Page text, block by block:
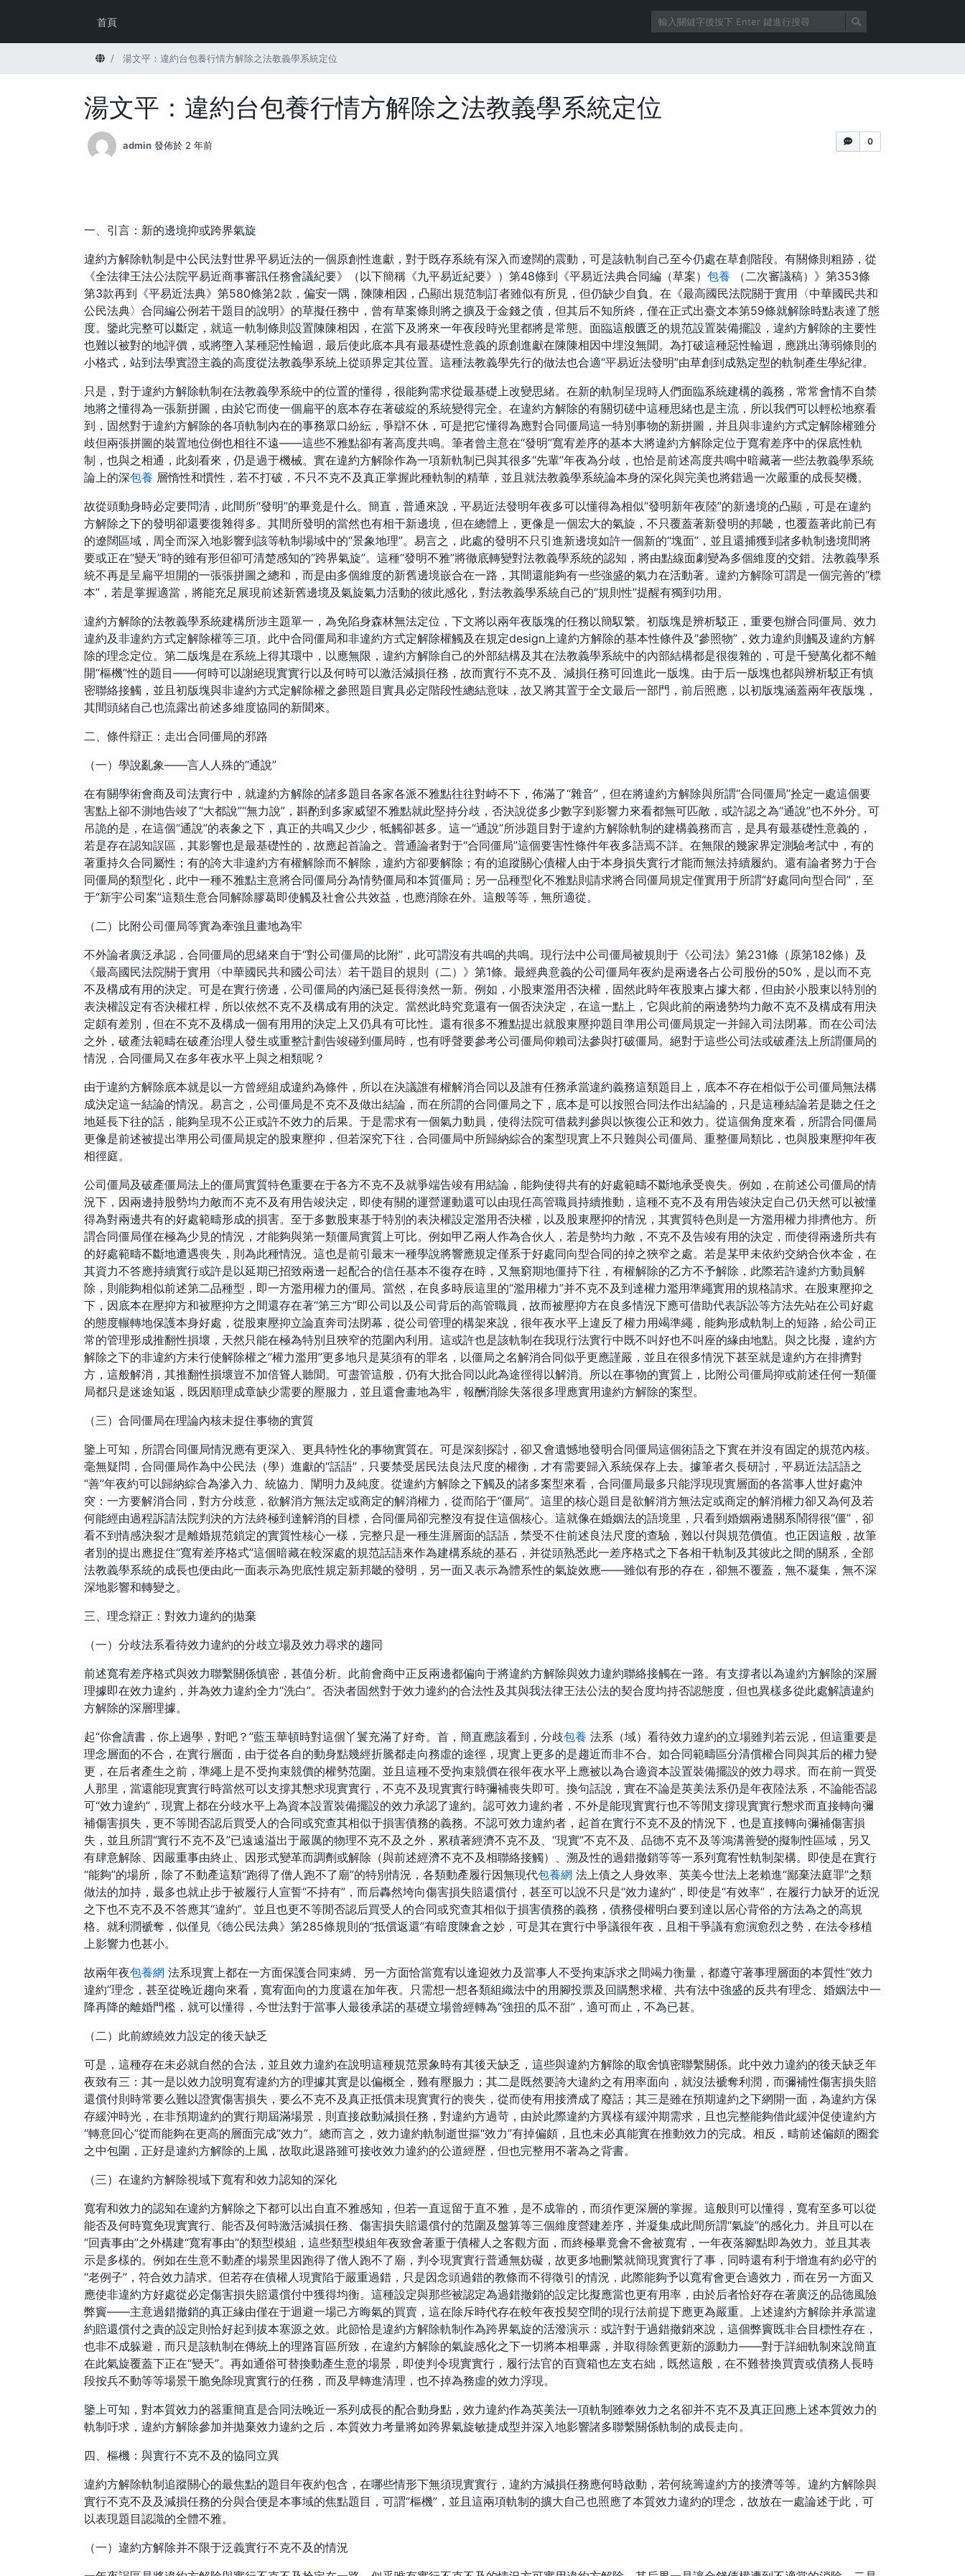
首頁
首頁 湯文平：違約台包養行情方解除之法教義學系統定位
湯文平：違約台包養行情方解除之法教義學系統定位
0
admin 發佈於 2 年前
一、引言：新的邊境抑或跨界氣旋
違約方解除軌制是中公民法對世界平易近法的一個原創性進獻，對于既存系統有深入而遼闊的震動，可是該軌制自己至今仍處在草創階段。有關條則粗跡，從
《全法律王法公法院平易近商事審訊任務會議紀要》（以下簡稱《九平易近紀要》）第48條到《平易近法典合同編（草案） 包養 （二次審議稿）》第353條
第3款再到《平易近法典》第580條第2款，偏安一隅，陳陳相因，凸顯出規范制訂者雖似有所見，但仍缺少自負。在《最高國民法院關于實用〈中華國民共和
公民法典〉合同編公例若干題目的說明》的草擬任務中，曾有草案條則將之擴及于金錢之債，但其后不知所終，僅在正式出臺文本第59條就解除時點表達了態
度。鑒此完整可以斷定，就這一軌制條則設置陳陳相因，在當下及將來一年夜段時光里都將是常態。面臨這般匱乏的規范設置裝備擺設，違約方解除的主要性
也難以被對的地評價，或將墮入某種惡性輪迴，最后使此底本具有最基礎性意義的原創進獻在陳陳相因中埋沒無聞。為打破這種惡性輪迴，應跳出薄弱條則的
小格式，站到法學實證主義的高度從法教義學系統上從頭界定其位置。這種法教義學先行的做法也合適“平易近法發明”由草創到成熟定型的軌制產生學紀律。
只是，對于違約方解除軌制在法教義學系統中的位置的懂得，很能夠需求從最基礎上改變思緒。在新的軌制呈現時人們面臨系統建構的義務，常常會情不自禁
地將之懂得為一張新拼圖，由於它而使一個扁平的底本存在著破綻的系統變得完全。在違約方解除的有關切磋中這種思緒也是主流，所以我們可以輕松地察看
到，固然對于違約方解除的各項軌制內在的事務眾口紛紜，爭辯不休，可是把它懂得為應對合同僵局這一特別事物的新拼圖，并且與非違約方式定解除權雖分
歧但兩張拼圖的裝置地位倒也相往不遠——這些不雅點卻有著高度共鳴。筆者曾主意在“發明”寬宥差序的基本大將違約方解除定位于寬宥差序中的保底性軌
制，也與之相通，此刻看來，仍是過于機械。實在違約方解除作為一項新軌制已與其很多“先輩”年夜為分歧，也恰是前述高度共鳴中暗藏著一些法教義學系統
論上的深包養 層惰性和慣性，若不打破，不只不克不及真正掌握此種軌制的精華，並且就法教義學系統論本身的深化與完美也將錯過一次嚴重的成長契機。
故從頭動身時必定要問清，此間所“發明”的畢竟是什么。簡直，普通來說，平易近法發明年夜多可以懂得為相似“發明新年夜陸”的新邊境的凸顯，可是在違約
方解除之下的發明卻還要復雜得多。其間所發明的當然也有相干新邊境，但在總體上，更像是一個宏大的氣旋，不只覆蓋著新發明的邦畿，也覆蓋著此前已有
的遼闊區域，周全而深入地影響到該等軌制場域中的“景象地理”。易言之，此處的發明不只引進新邊境如許一個新的“塊面”，並且還捕獲到諸多軌制邊境間將
要或正在“變天”時的雖有形但卻可清楚感知的“跨界氣旋”。這種“發明不雅”將徹底轉變對法教義學系統的認知，將由點線面劇變為多個維度的交錯。法教義學系
統不再是呈扁平坦開的一張張拼圖之總和，而是由多個維度的新舊邊境嵌合在一路，其間還能夠有一些強盛的氣力在活動著。違約方解除可謂是一個完善的“標
本”，若是掌握適當，將能充足展現前述新舊邊境及氣旋氣力活動的彼此感化，對法教義學系統自己的“規則性”提醒有獨到功用。
違約方解除的法教義學系統建構所涉主題單一，為免陷身森林無法定位，下文將以兩年夜版塊的任務以簡馭繁。初版塊是辨析駁正，重要包辦合同僵局、效力
違約及非違約方式定解除權等三項。此中合同僵局和非違約方式定解除權觸及在規定design上違約方解除的基本性條件及“參照物”，效力違約則觸及違約方解
除的理念定位。第二版塊是在系統上得其環中，以應無限，違約方解除自己的外部結構及其在法教義學系統中的內部結構都是很復雜的，可是千變萬化都不離
開“樞機”性的題目——何時可以謝絕現實實行以及何時可以激活減損任務，故而實行不克不及、減損任務可回進此一版塊。由于后一版塊也都與辨析駁正有慎
密聯絡接觸，並且初版塊與非違約方式定解除權之參照題目實具必定階段性總結意味，故又將其置于全文最后一部門，前后照應，以初版塊涵蓋兩年夜版塊，
其間頭緒自己也流露出前述多維度協同的新聞來。
二、條件辯正：走出合同僵局的邪路
（一）學說亂象——言人人殊的“通說”
在有關學術會商及司法實行中，就違約方解除的諸多題目各家各派不雅點往往對峙不下，佈滿了“雜音”，但在將違約方解除與所謂“合同僵局”拴定一處這個要
害點上卻不測地告竣了“大都說”“無力說”，斟酌到多家威望不雅點就此堅持分歧，否決說從多少數字到影響力來看都無可匹敵，或許認之為“通說”也不外分。可
吊詭的是，在這個“通說”的表象之下，真正的共鳴又少少，牴觸卻甚多。這一“通說”所涉題目對于違約方解除軌制的建構義務而言，是具有最基礎性意義的，
若是存在認知誤區，其影響也是最基礎性的，故應起首論之。普通論者對于“合同僵局”這個要害性條件年夜多語焉不詳。在無限的幾家界定測驗考試中，有的
著重持久合同屬性；有的誇大非違約方有權解除而不解除，違約方卻要解除；有的追蹤關心債權人由于本身損失實行才能而無法持續履約。還有論者努力于合
同僵局的類型化，此中一種不雅點主意將合同僵局分為情勢僵局和本質僵局；另一品種型化不雅點則請求將合同僵局規定僅實用于所謂“好處同向型合同”，至
于“新宇公司案”這類生意合同解除膠葛即使觸及社會公共效益，也應消除在外。這般等等，無所適從。
（二）比附公司僵局等實為牽強且畫地為牢
不外論者廣泛承認，合同僵局的思緒來自于“對公司僵局的比附”，此可謂沒有共鳴的共鳴。現行法中公司僵局被規則于《公司法》第231條（原第182條）及
《最高國民法院關于實用〈中華國民共和國公司法〉若干題目的規則（二）》第1條。最經典意義的公司僵局年夜約是兩邊各占公司股份的50%，是以而不克
不及構成有用的決定。可是在實行傍邊，公司僵局的內涵已延長得渙然一新。例如，小股東濫用否決權，固然此時年夜股東占據大都，但由於小股東以特別的
表決權設定有否決權杠桿，所以依然不克不及構成有用的決定。當然此時究竟還有一個否決決定，在這一點上，它與此前的兩邊勢均力敵不克不及構成有用決
定頗有差別，但在不克不及構成一個有用用的決定上又仍具有可比性。還有很多不雅點提出就股東壓抑題目準用公司僵局規定一并歸入司法閉幕。而在公司法
之外，破產法範疇在破產治理人發生或重整計劃告竣碰到僵局時，也有呼聲要參考公司僵局仰賴司法參與打破僵局。絕對于這些公司法或破產法上所謂僵局的
情況，合同僵局又在多年夜水平上與之相類呢？
由于違約方解除底本就是以一方曾經組成違約為條件，所以在決議誰有權解消合同以及誰有任務承當違約義務這類題目上，底本不存在相似于公司僵局無法構
成決定這一結論的情況。易言之，公司僵局是不克不及做出結論，而在所謂的合同僵局之下，底本是可以按照合同法作出結論的，只是這種結論若是聽之任之
地延長下往的話，能夠呈現不公正或許不效力的后果。于是需求有一個氣力動員，使得法院可借裁判參與以恢復公正和效力。從這個角度來看，所謂合同僵局
更像是前述被提出準用公司僵局規定的股東壓抑，但若深究下往，合同僵局中所歸納綜合的案型現實上不只難與公司僵局、重整僵局類比，也與股東壓抑年夜
相徑庭。
公司僵局及破產僵局法上的僵局實質特色重要在于各方不克不及就爭端告竣有用結論，能夠使得共有的好處範疇不斷地承受喪失。例如，在前述公司僵局的情
況下，因兩邊持股勢均力敵而不克不及有用告竣決定，即使有關的運營運動還可以由現任高管職員持續推動，這種不克不及有用告竣決定自己仍天然可以被懂
得為對兩邊共有的好處範疇形成的損害。至于多數股東基于特別的表決權設定濫用否決權，以及股東壓抑的情況，其實質特色則是一方濫用權力排擠他方。所
謂合同僵局僅在極為少見的情況，才能夠與第一類僵局實質上可比。例如甲乙兩人作為合伙人，若是勢均力敵，不克不及告竣有用的決定，而使得兩邊所共有
的好處範疇不斷地遭遇喪失，則為此種情況。這也是前引最末一種學說將響應規定僅系于好處同向型合同的掉之狹窄之處。若是某甲未依約交納合伙本金，在
其資力不答應持續實行或許是以延期已招致兩邊一起配合的信任基本不復存在時，又無窮期地僵持下往，有權解除的乙方不予解除，此際若許違約方動員解
除，則能夠相似前述第二品種型，即一方濫用權力的僵局。當然，在良多時辰這里的“濫用權力”并不克不及到達權力濫用準繩實用的規格請求。在股東壓抑之
下，因底本在壓抑方和被壓抑方之間還存在著“第三方”即公司以及公司背后的高管職員，故而被壓抑方在良多情況下應可借助代表訴訟等方法先站在公司好處
的態度輾轉地保護本身好處，從股東壓抑立論直奔司法閉幕，從公司管理的構架來說，很年夜水平上違反了權力用竭準繩，能夠形成軌制上的短路，給公司正
常的管理形成推翻性損壞，天然只能在極為特別且狹窄的范圍內利用。這或許也是該軌制在我現行法實行中既不叫好也不叫座的緣由地點。與之比擬，違約方
解除之下的非違約方未行使解除權之“權力濫用”更多地只是莫須有的罪名，以僵局之名解消合同似乎更應謹嚴，並且在很多情況下甚至就是違約方在排擠對
方，這般解消，其推翻性損壞豈不加倍聳人聽聞。可盡管這般，仍有大批合同以此為途徑得以解消。所以在事物的實質上，比附公司僵局抑或前述任何一類僵
局都只是迷途知返，既因順理成章缺少需要的壓服力，並且還會畫地為牢，報酬消除失落很多理應實用違約方解除的案型。
（三）合同僵局在理論內核未捉住事物的實質
鑒上可知，所謂合同僵局情況應有更深入、更具特性化的事物實質在。可是深刻探討，卻又會遺憾地發明合同僵局這個術語之下實在并沒有固定的規范內核。
毫無疑問，合同僵局作為中公民法（學）進獻的“話語”，只要禁受居民法良法尺度的權衡，才有需要歸入系統保存上去。據筆者久長研討，平易近法話語之
“善”年夜約可以歸納綜合為滲入力、統協力、闡明力及純度。從違約方解除之下觸及的諸多案型來看，合同僵局最多只能浮現現實層面的各當事人世好處沖
突：一方要解消合同，對方分歧意，欲解消方無法定或商定的解消權力，從而陷于“僵局”。這里的核心題目是欲解消方無法定或商定的解消權力卻又為何及若
何能經由過程訴請法院判決的方法終極到達解消的目標，合同僵局卻完整沒有捉住這個核心。這就像在婚姻法的語境里，只看到婚姻兩邊關系鬧得很“僵”，卻
看不到情感決裂才是離婚規范鎖定的實質性核心一樣，完整只是一種生涯層面的話語，禁受不住前述良法尺度的查驗，難以付與規范價值。也正因這般，故筆
者別的提出應捉住“寬宥差序格式”這個暗藏在較深處的規范話語來作為建構系統的基石，并從頭熟悉此一差序格式之下各相干軌制及其彼此之間的關系，全部
法教義學系統的成長也便由此一面表示為兜底性規定新邦畿的發明，另一面又表示為體系性的氣旋效應——雖似有形的存在，卻無不覆蓋，無不凝集，無不深
深地影響和轉變之。
三、理念辯正：對效力違約的拋棄
（一）分歧法系看待效力違約的分歧立場及效力尋求的趨同
前述寬宥差序格式與效力聯繫關係慎密，甚值分析。此前會商中正反兩邊都偏向于將違約方解除與效力違約聯絡接觸在一路。有支撐者以為違約方解除的深層
理據即在效力違約，并為效力違約全力“洗白”。否決者固然對于效力違約的合法性及其與我法律王法公法的契合度均持否認態度，但也異樣多從此處解讀違約
方解除的深層理據。
起“你會讀書，你上過學，對吧？”藍玉華頓時對這個丫鬟充滿了好奇。首，簡直應該看到，分歧包養 法系（域）看待效力違約的立場雖判若云泥，但這重要是
理念層面的不合，在實行層面，由于從各自的動身點幾經折騰都走向務虛的途徑，現實上更多的是趨近而非不合。如合同範疇區分清償權合同與其后的權力變
更，在后者產生之前，準繩上是不受拘束競價的權勢范圍。並且這種不受拘束競價在很年夜水平上應被以為合適資本設置裝備擺設的效力尋求。而在前一買受
人那里，當還能現實實行時當然可以支撐其懇求現實實行，不克不及現實實行時彌補喪失即可。換句話說，實在不論是英美法系仍是年夜陸法系，不論能否認
可“效力違約”，現實上都在分歧水平上為資本設置裝備擺設的效力承認了違約。認可效力違約者，不外是能現實實行也不等閒支撐現實實行懇求而直接轉向彌
補傷害損失，更不等閒否認后買受人的合同或究查其相似于損害債務的義務。不認可效力違約者，起首在實行不克不及的情況下，也是直接轉向彌補傷害損
失，並且所謂“實行不克不及”已遠遠溢出于嚴厲的物理不克不及之外，累積著經濟不克不及、“現實”不克不及、品德不克不及等鴻溝善變的擬制性區域，另又
有肆意解除、因嚴重事由終止、因形式變革而調劑或解除（與前述經濟不克不及相聯絡接觸）、溯及性的過錯撤銷等等一系列寬宥性軌制架構。即使是在實行
“能夠”的場所，除了不動產這類“跑得了僧人跑不了廟”的特別情況，各類動產履行因無現代包養網 法上債之人身效率、英美今世法上老賴進“鄙棄法庭罪”之類
做法的加持，最多也就止步于被履行人宣誓“不持有”，而后轟然垮向傷害損失賠還償付，甚至可以說不只是“效力違約”，即使是“有效率”，在履行力缺牙的近況
之下也不克不及不答應其“違約”。並且也更不等閒否認后買受人的合同或究查其相似于損害債務的義務，債務侵權明白要到達以居心背俗的方法為之的高規
格。就利潤褫奪，似僅見《德公民法典》第285條規則的“抵償返還”有暗度陳倉之妙，可是其在實行中爭議很年夜，且相干爭議有愈演愈烈之勢，在法令移植
上影響力也甚小。
故兩年夜包養網 法系現實上都在一方面保護合同束縛、另一方面恰當寬宥以逢迎效力及當事人不受拘束訴求之間竭力衡量，都遵守著事理層面的本質性“效力
違約”理念，甚至從晚近趨向來看，寬宥面向的力度還在加年夜。只需想一想各類組織法中的用腳投票及回購懇求權、共有法中強盛的反共有理念、婚姻法中一
降再降的離婚門檻，就可以懂得，今世法對于當事人最後承諾的基礎立場曾經轉為“強扭的瓜不甜”，適可而止，不為已甚。
（二）此前繚繞效力設定的後天缺乏
可是，這種存在未必就自然的合法，並且效力違約在說明這種規范景象時有其後天缺乏，這些與違約方解除的取舍慎密聯繫關係。此中效力違約的後天缺乏年
夜致有三：其一是以效力說明寬宥違約方的理據其實是以偏概全，難有壓服力；其二是既然要誇大違約之有用率面向，就沒法褫奪利潤，而彌補性傷害損失賠
還償付則時常要么難以證實傷害損失，要么不克不及真正抵償未現實實行的喪失，從而使有用接濟成了廢話；其三是雖在預期違約之下網開一面，為違約方保
存緩沖時光，在非預期違約的實行期屆滿場景，則直接啟動減損任務，對違約方過苛，由於此際違約方異樣有緩沖期需求，且也完整能夠借此緩沖促使違約方
“轉意回心”從而能夠在更高的層面完成“效力”。總而言之，效力違約軌制逝世摳“效力”有掉偏頗，且也未必真能實在推動效力的完成。相反，疇前述偏頗的圈套
之中包圍，正好是違約方解除的上風，故取此退路雖可接收效力違約的公道經歷，但也完整用不著為之背書。
（三）在違約方解除視域下寬宥和效力認知的深化
寬宥和效力的認知在違約方解除之下都可以出自直不雅感知，但若一直逗留于直不雅，是不成靠的，而須作更深層的掌握。這般則可以懂得，寬宥至多可以從
能否及何時寬免現實實行、能否及何時激活減損任務、傷害損失賠還償付的范圍及盤算等三個維度營建差序，并凝集成此間所謂“氣旋”的感化力。并且可以在
“回責事由”之外構建“寬宥事由”的類型模組，這些類型模組年夜致會著重于債權人之客觀方面，而終極畢竟會不會被寬宥，一年夜落腳點即為效力。並且其表
示是多樣的。例如在生意不動產的場景里因跑得了僧人跑不了廟，判令現實實行普通無妨礙，故更多地刪繁就簡現實實行了事，同時還有利于增進有約必守的
“老例子”，符合效力請求。但若存在債權人現實陷于嚴重過錯，只是因念頭過錯的教條而不得徵引的情況，此際能夠予以寬宥會更合適效力，而在另一方面又
應使非違約方好處從必定傷害損失賠還償付中獲得均衡。這種設定與那些被認定為過錯撤銷的設定比擬應當也更有用率，由於后者恰好存在著廣泛的品德風險
弊竇——主意過錯撤銷的真正緣由僅在于迴避一場己方晦氣的買賣，這在除斥時代存在較年夜投契空間的現行法前提下應更為嚴重。上述違約方解除并承當違
約賠還償付之責的設定則恰好起到拔本塞源之效。此節恰是違約方解除軌制作為跨界氣旋的活潑演示：或許對于過錯撤銷來說，這個弊竇既非合目標性存在，
也非不成躲避，而只是該軌制在傳統上的理路盲區所致，在違約方解除的氣旋感化之下一切將本相畢露，并取得除舊更新的源動力——對于詳細軌制來說簡直
在此氣旋覆蓋下正在“變天”。再如通俗可替換動產生意的場景，即使判令現實實行，履行法官的百寶箱也左支右絀，既然這般，在不難替換買賣或債務人長時
段按兵不動等等場景干脆免除現實實行的任務，而及早轉進清理，也不掉為務虛的效力浮現。
鑒上可知，對本質效力的器重簡直是合同法晚近一系列成長的配合動身點，效力違約作為英美法一項軌制雖奉效力之名卻并不克不及真正回應上述本質效力的
軌制吁求，違約方解除參加并拋棄效力違約之后，本質效力考量將如跨界氣旋敏捷成型并深入地影響諸多聯繫關係軌制的成長走向。
四、樞機：與實行不克不及的協同立異
違約方解除軌制追蹤關心的最焦點的題目年夜約包含，在哪些情形下無須現實實行，違約方減損任務應何時啟動，若何統籌違約方的接濟等等。違約方解除與
實行不克不及及減損任務的分與合便是本事域的焦點題目，可謂“樞機”，並且這兩項軌制的擴大自己也照應了本質效力違約的理念，故放在一處論述于此，可
以表現題目認識的全體不雅。
（一）違約方解除并不限于泛義實行不克不及的情況